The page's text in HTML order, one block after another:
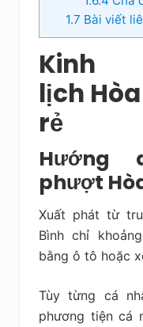
1.7 Bài viết
Kinh
lịch
rẻ
Hướng
phượt
Xuất phát từ
Bình chỉ
bằng ô tô hoặc
Tùy từng cá
phương tiện cá